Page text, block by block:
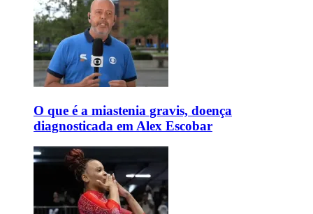
O que é a miastenia gravis, doença
diagnosticada em Alex Escobar